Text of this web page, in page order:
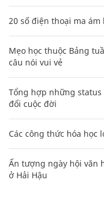
20 số điện thoại ma
Mẹo học thuộc Bảng
câu nói vui vẻ
Tổng hợp những status
đổi cuộc đời
Các công thức hóa học
Ấn tượng ngày hội văn
ở Hải Hậu